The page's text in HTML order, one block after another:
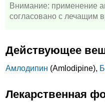
Внимание: применение
согласовано с лечащим
Действующее
Амлодипин (Amlodipine),
Лекарственная